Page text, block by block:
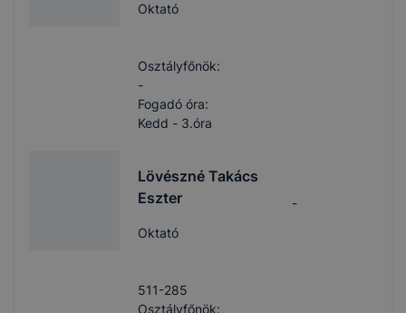
Oktató
Osztályfőnök:
-
Fogadó óra:
Kedd - 3.óra
Lövészné Takács
Eszter
Oktató
-
511-285
Osztályfőnök: